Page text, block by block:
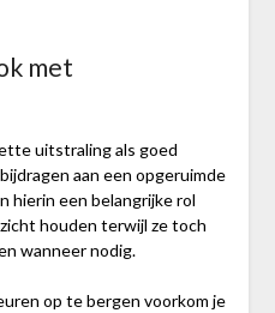
met
uitstraling als goed
aan een opgeruimde
hierin een belangrijke rol
houden terwijl ze toch
wanneer nodig.
op te bergen voorkom je